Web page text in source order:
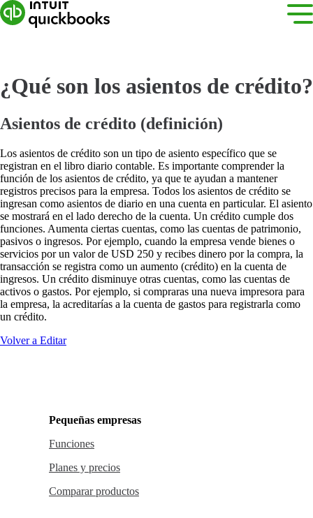
¿Qué son los asientos de crédito?
Asientos de crédito (definición)
Los asientos de crédito son un tipo de asiento específico que se
registran en el libro diario contable. Es importante comprender la
función de los asientos de crédito, ya que te ayudan a mantener
registros precisos para la empresa. Todos los asientos de crédito se
ingresan como asientos de diario en una cuenta en particular. El asiento
se mostrará en el lado derecho de la cuenta. Un crédito cumple dos
funciones. Aumenta ciertas cuentas, como las cuentas de patrimonio,
pasivos o ingresos. Por ejemplo, cuando la empresa vende bienes o
servicios por un valor de USD 250 y recibes dinero por la compra, la
transacción se registra como un aumento (crédito) en la cuenta de
ingresos. Un crédito disminuye otras cuentas, como las cuentas de
activos o gastos. Por ejemplo, si compraras una nueva impresora para
la empresa, la acreditarías a la cuenta de gastos para registrarla como
un crédito.
Volver a Editar
Pequeñas empresas
Funciones
Planes y precios
Comparar productos